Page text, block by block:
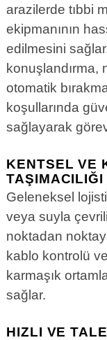
arazilerde tıbbi
ekipmanının
edilmesini
konuşlandırma,
otomatik
koşullarında
sağlayarak
KENTSEL VE
TAŞIMACILIĞI
Geleneksel
veya suyla
noktadan
kablo kontrolü
karmaşık
sağlar.
HIZLI VE